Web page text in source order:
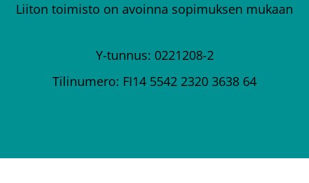
Liiton toimisto on avoinna sopimuksen mukaan
Y-tunnus: 0221208-2
Tilinumero: FI14 5542 2320 3638 64